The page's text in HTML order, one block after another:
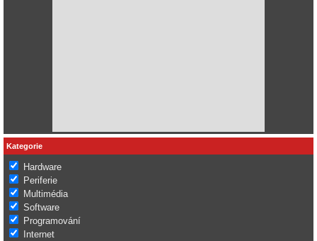
Kategorie
Hardware
Periferie
Multimédia
Software
Programování
Internet